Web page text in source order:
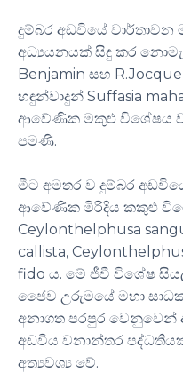
දුම්බර අඩවියේ
අධ්‍යයනයක් සිදු කර
Benjamin සහ
හඳුන්වාදුන් Suffasia
ආවේණික මකුළු විශේෂය
පමණි.
මීට අමතර ව දුම්බර
ආවේණික මිරිදිය කකුළු
Ceylonthelphusa
callista,
fido ය. මේ ජීවී විශේෂ
ජෛව උරුමයේ මහා
අනාගත පරපුර වෙනුවෙන්
අඩවිය වනාන්තර
අත්‍යවශ්‍ය වේ.